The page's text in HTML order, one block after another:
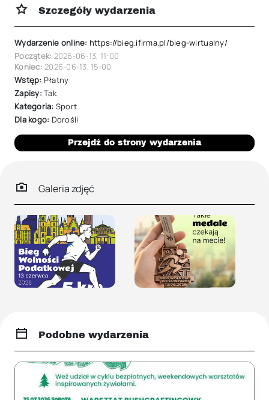
Szczegóły wydarzenia
Wydarzenie online: https://bieg.ifirma.pl/bieg-wirtualny/
Początek: 2026-06-13, 11:00
Koniec:2026-06-13, 15:00
Wstęp: Płatny
Zapisy:Tak
Kategoria: Sport
Dla kogo: Dorośli
Przejdź do strony wydarzenia
Galeria zdjęć
Podobne wydarzenia